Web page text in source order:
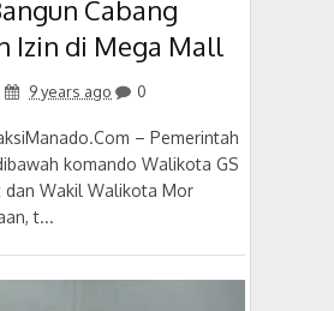
Cabang
Izin di Mega Mall
9 years ago 0
– Pemerintah
komando Walikota GS
dan Wakil Walikota Mor
t...